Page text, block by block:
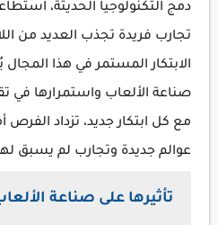
دمج التكنولوجيا الحديثة،
تجارب فريدة تجذب العديد من
الابتكار المستمر في هذا
صناعة الألعاب واستمرارها في
مع كل ابتكار جديد، تزداد
عوالم جديدة وتجارب لم يسبق
تأثيرها على صناعة